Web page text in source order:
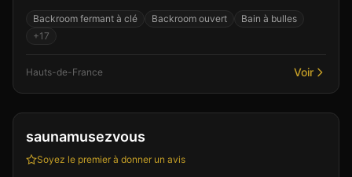
Backroom fermant à clé Backroom ouvert
Bain à bulles
+17
Hauts-de-France Voir
Club Sauna +2
saunamusezvous
Soyez le premier à donner un avis